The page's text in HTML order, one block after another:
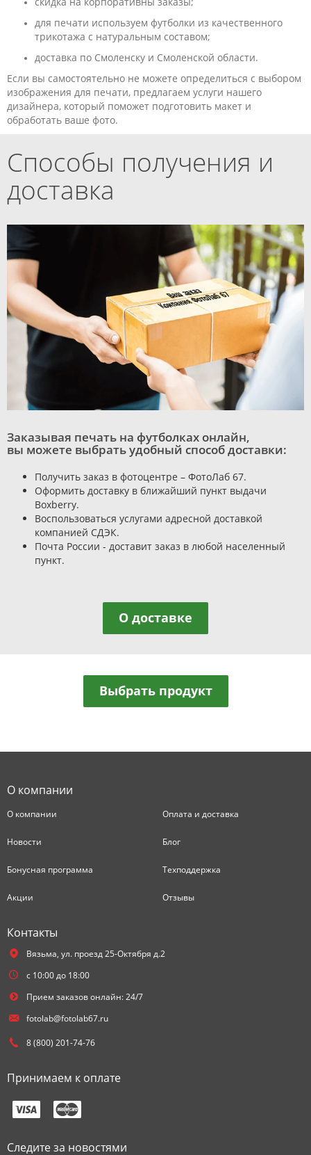
для печати используем футболки из качественного
трикотажа с натуральным составом;
доставка по Смоленску и Смоленской области.
Если вы самостоятельно не можете определиться с выбором
изображения для печати, предлагаем услуги нашего
дизайнера, который поможет подготовить макет и
обработать ваше фото.
Способы получения и
доставка
Заказывая печать на футболках онлайн,
вы можете выбрать удобный способ доставки:
Получить заказ в фотоцентре – ФотоЛаб 67.
Оформить доставку в ближайший пункт выдачи
Boxberry.
Воспользоваться услугами адресной доставкой
компанией СДЭК.
Почта России - доставит заказ в любой населенный
пункт.
О доставке
Выбрать продукт
О компании
О компании Оплата и доставка
Новости Блог
Бонусная программа Техподдержка
Акции Отзывы
Контакты
Вязьма, ул. проезд 25-Октября д.2
с 10:00 до 18:00
Прием заказов онлайн: 24/7
fotolab@fotolab67.ru
8 (800) 201-74-76
Принимаем к оплате
Следите за новостями